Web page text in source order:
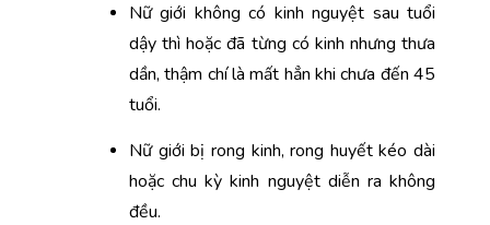
Nữ giới không có kinh nguyệt sau tuổi
dậy thì hoặc đã từng có kinh nhưng thưa
dần, thậm chí là mất hẳn khi chưa đến 45
tuổi.
Nữ giới bị rong kinh, rong huyết kéo dài
hoặc chu kỳ kinh nguyệt diễn ra không
đều.